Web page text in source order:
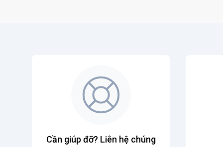
Cần giúp đỡ? Liên hệ chúng